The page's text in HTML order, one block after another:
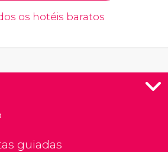
os hotéis baratos
guiadas